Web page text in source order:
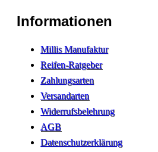
Informationen
Millis Manufaktur
Reifen-Ratgeber
Zahlungsarten
Versandarten
Widerrufsbelehrung
AGB
Datenschutzerklärung